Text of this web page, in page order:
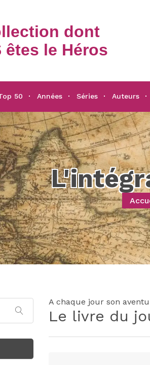
dont
êtes le Héros
50 Années Séries Auteurs
A chaque jour son
Le livre du